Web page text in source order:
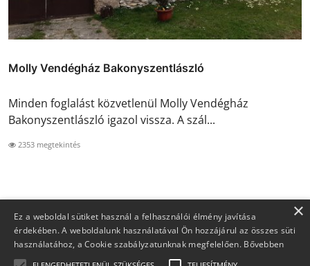
Molly Vendégház Bakonyszentlászló
Minden foglalást közvetlenül Molly Vendégház
Bakonyszentlászló igazol vissza. A szál...
2353 megtekintés
×
Ez a weboldal sütiket használ a felhasználói élmény javítása
érdekében. A weboldalunk használatával Ön hozzájárul az összes süti
használatához, a Cookie szabályzatunknak megfelelően. Bővebben